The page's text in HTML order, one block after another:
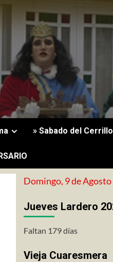
» Sabado del
Domingo, 9 de
Jueves Lardero
Faltan 179 días
Vieja Cuaresmera